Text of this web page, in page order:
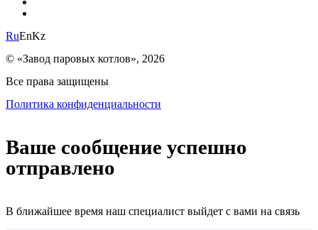
RuEnKz
© «Завод паровых котлов», 2026
Все права защищены
Политика конфиденциальности
Ваше сообщение успешно
отправлено
В ближайшее время наш специалист выйдет с вами на связь